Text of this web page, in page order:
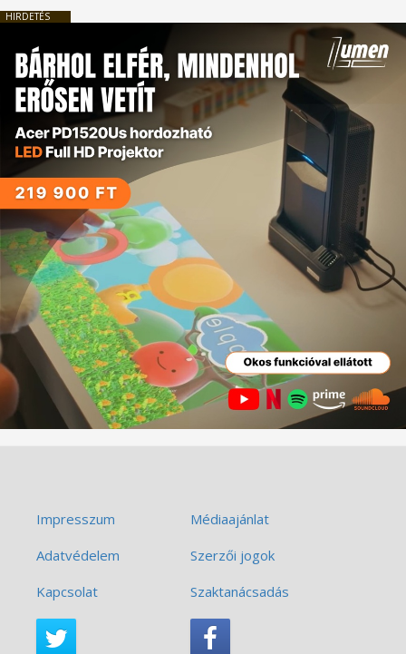
HIRDETÉS
Impresszum
Médiaajánlat
Adatvédelem
Szerzői jogok
Kapcsolat
Szaktanácsadás